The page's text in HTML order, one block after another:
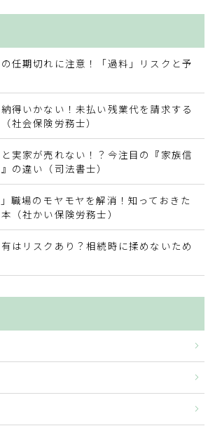
集
の任期切れに注意！「過料」リスクと予
納得いかない！未払い残業代を請求する
社会保険労務士）
実家が売れない！？今注目の『家族信
の違い（司法書士）
」職場のモヤモヤを解消！知っておきた
（社かい保険労務士）
はリスクあり？相続時に揉めないため